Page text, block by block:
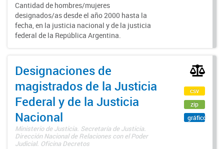
Cantidad de hombres/mujeres
designados/as desde el año 2000 hasta la
fecha, en la justicia nacional y de la justicia
federal de la República Argentina.
Designaciones de
magistrados de la Justicia
Federal y de la Justicia
Nacional
Ministerio de Justicia. Secretaría de Justicia.
Dirección Nacional de Relaciones con el Poder
Judicial. Oficina Decretos
csv
zip
gráfico